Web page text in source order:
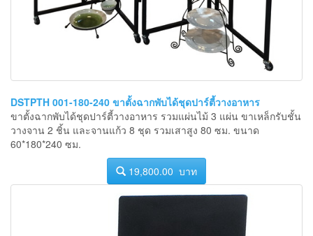
DSTPTH 001-180-240 ขาตั้งฉากพับได้ชุดปาร์ตี้วางอาหาร
ขาตั้งฉากพับได้ชุดปาร์ตี้วางอาหาร รวมแผ่นไม้ 3 แผ่น ขาเหล็กรับชั้น
วางจาน 2 ชิ้น และจานแก้ว 8 ชุด รวมเสาสูง 80 ซม. ขนาด
60*180*240 ซม.
19,800.00 บาท